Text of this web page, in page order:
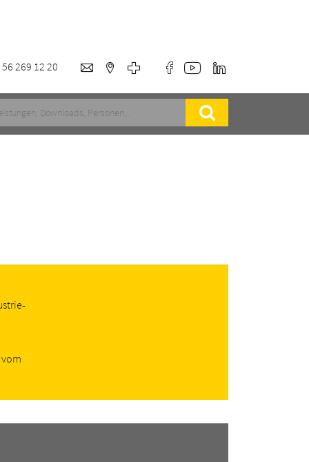
269 12 20